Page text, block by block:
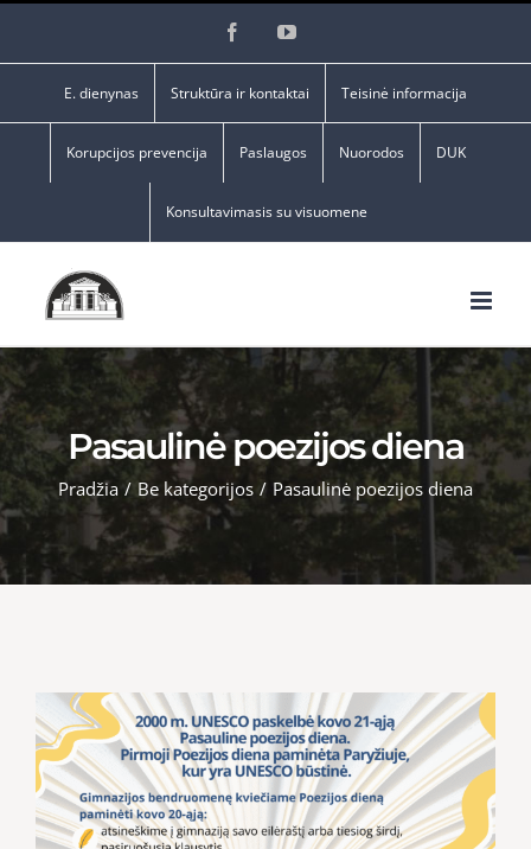
FacebookYouTube
E. dienynas Struktūra ir kontaktai Teisinė informacija
Korupcijos prevencija Paslaugos Nuorodos DUK
Konsultavimasis su visuomene
Pasaulinė poezijos diena
Pradžia / Be kategorijos / Pasaulinė poezijos diena